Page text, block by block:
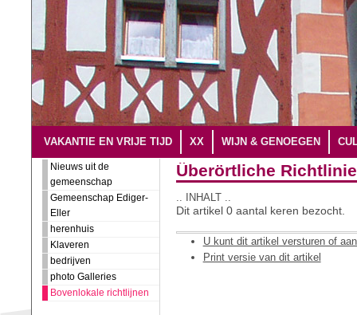
VAKANTIE EN VRIJE TIJD XX WIJN & GENOEGEN
Nieuws uit de
gemeenschap
Gemeenschap Ediger-
Eller
herenhuis
Klaveren
bedrijven
photo Galleries
Bovenlokale richtlijnen
Überörtliche
.. INHALT ..
Dit artikel 0 aantal keren bezocht.
U kunt dit artikel versturen of
Print versie van dit artikel